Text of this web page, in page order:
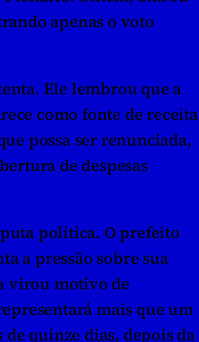
apenas o voto
Ele lembrou que a
como fonte de receita
possa ser renunciada,
de despesas
política. O prefeito
a pressão sobre sua
virou motivo de
mais que um
quinze dias, depois da